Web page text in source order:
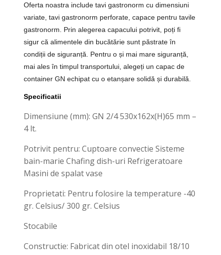
Oferta noastra include tavi gastronorm cu dimensiuni
variate, tavi gastronorm perforate, capace pentru tavile
gastronorm. Prin alegerea capacului potrivit, poți fi
sigur că alimentele din bucătărie sunt păstrate în
condiții de siguranță. Pentru o și mai mare siguranță,
mai ales în timpul transportului, alegeți un capac de
container GN echipat cu o etanșare solidă și durabilă.
Specificatii
Dimensiune (mm): GN 2/4 530x162x(H)65 mm –
4 lt.
Potrivit pentru: Cuptoare convectie Sisteme
bain-marie Chafing dish-uri Refrigeratoare
Masini de spalat vase
Proprietati: Pentru folosire la temperature -40
gr. Celsius/ 300 gr. Celsius
Stocabile
Constructie: Fabricat din otel inoxidabil 18/10